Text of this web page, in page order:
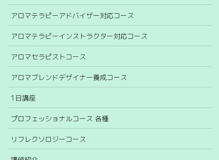
アロマテラピーアドバイザー対応コース
アロマテラピーインストラクター対応コース
アロマセラピストコース
アロマブレンドデザイナー養成コース
1日講座
プロフェッショナルコース 各種
リフレクソロジーコース